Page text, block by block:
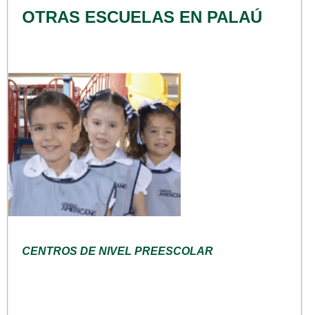
OTRAS ESCUELAS EN PALAÚ
CENTROS DE NIVEL PREESCOLAR